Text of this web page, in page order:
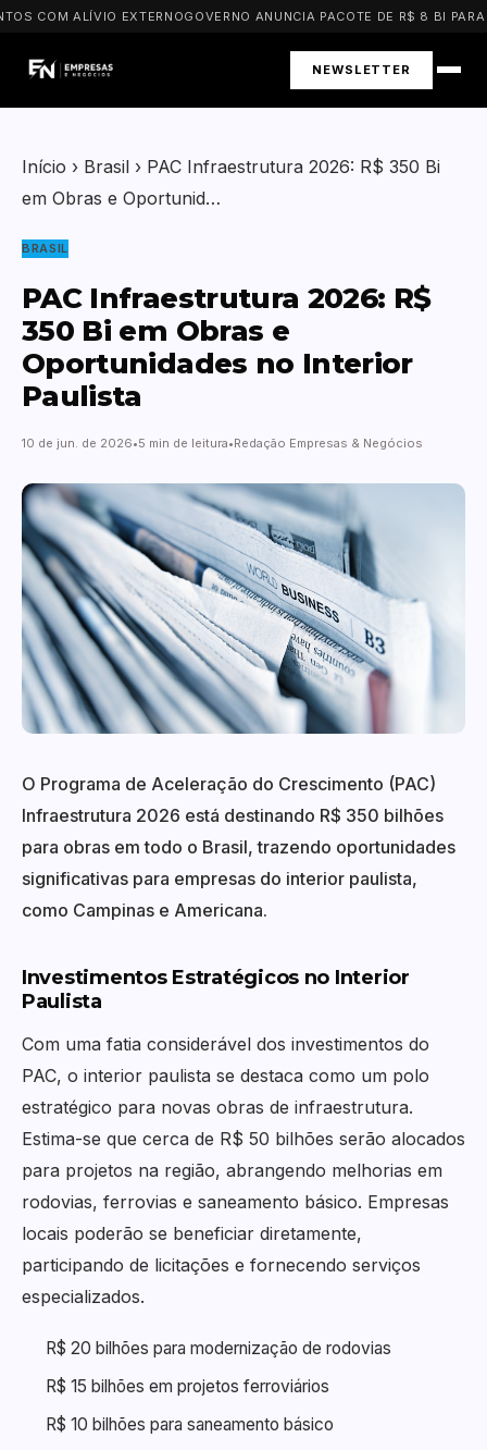
COM ALÍVIO EXTERNO GOVERNO ANUNCIA PACOTE DE R$ 8 BI PARA
NEWSLETTER
Início › Brasil › PAC Infraestrutura 2026: R$ 350 Bi
em Obras e Oportunid…
BRASIL
PAC Infraestrutura 2026: R$
350 Bi em Obras e
Oportunidades no Interior
Paulista
10 de jun. de 2026 5 min de leitura Redação Empresas & Negócios
O Programa de Aceleração do Crescimento (PAC)
Infraestrutura 2026 está destinando R$ 350 bilhões
para obras em todo o Brasil, trazendo oportunidades
significativas para empresas do interior paulista,
como Campinas e Americana.
Investimentos Estratégicos no Interior
Paulista
Com uma fatia considerável dos investimentos do
PAC, o interior paulista se destaca como um polo
estratégico para novas obras de infraestrutura.
Estima-se que cerca de R$ 50 bilhões serão alocados
para projetos na região, abrangendo melhorias em
rodovias, ferrovias e saneamento básico. Empresas
locais poderão se beneficiar diretamente,
participando de licitações e fornecendo serviços
especializados.
R$ 20 bilhões para modernização de rodovias
R$ 15 bilhões em projetos ferroviários
R$ 10 bilhões para saneamento básico